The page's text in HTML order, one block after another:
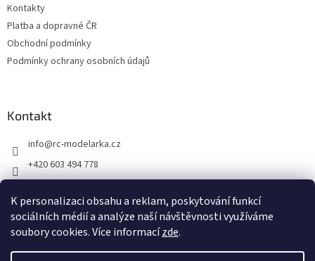
K personalizaci obsahu a reklam, poskytování funkcí
sociálních médií a analýze naší návštěvnosti využíváme
soubory cookies. Více informacízde.
Kontakty
Platba a dopravné ČR
Obchodní podmínky
Podmínky ochrany osobních údajů
Kontakt
info@rc-modelarka.cz
+420 603 494 778
jino_hk